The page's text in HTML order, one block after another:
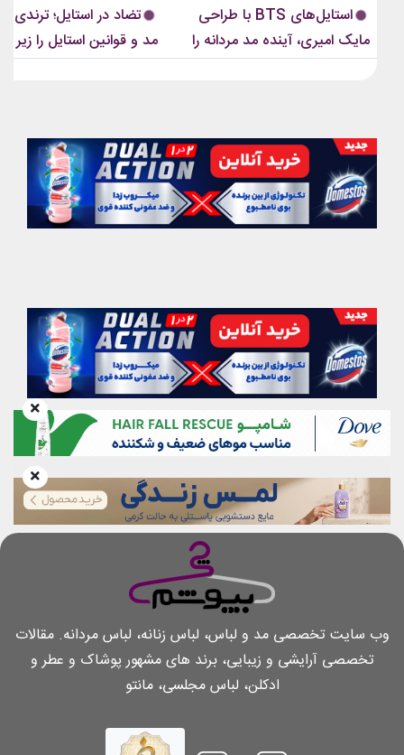
وب سایت تخصصی مد و لباس، لباس زنانه، لباس مردانه. مقالات
تخصصی آرایشی و زیبایی، برند های مشهور پوشاک و عطر و
ادکلن، لباس مجلسی، مانتو